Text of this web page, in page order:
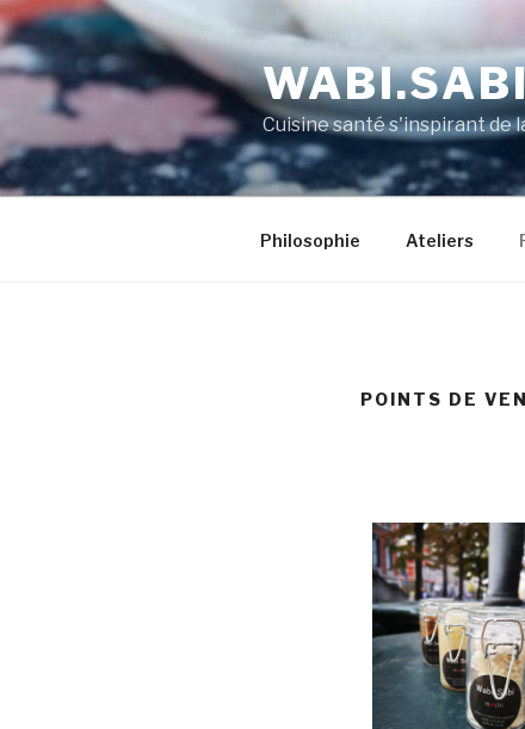
Cuisine santé s'inspirant de
Philosophie Ateliers
POINTS DE